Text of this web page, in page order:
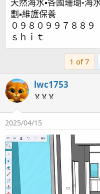
人
劃▪維護保養
０９８０９９７８８
ｓｈｉｔ
1 of 7
lwc1753
🏅🏅🏅
2025/04/15